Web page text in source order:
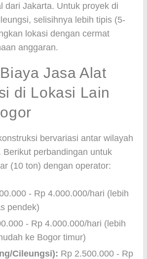
dari Jakarta. Untuk proyek di
selisihnya lebih tipis (5-
lokasi dengan cermat
anggaran.
Jasa Alat
di Lokasi Lain
bervariasi antar wilayah
Berikut perbandingan untuk
(10 ton) dengan operator:
- Rp 4.000.000/hari (lebih
pendek)
- Rp 4.000.000/hari (lebih
ke Bogor timur)
Cileungsi): Rp 2.500.000 - Rp